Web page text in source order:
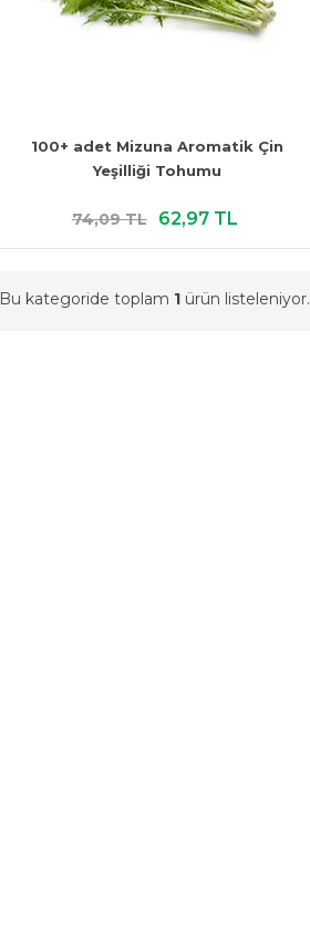
100+ adet Mizuna Aromatik Çin
Yeşilliği Tohumu
74,09 TL 62,97 TL
Bu kategoride toplam 1 ürün listeleniyor.